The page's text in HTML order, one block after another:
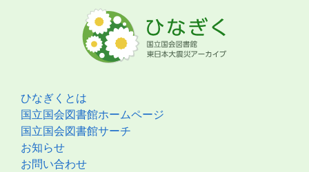
ひなぎくとは
国立国会図書館ホームページ
国立国会図書館サーチ
お知らせ
お問い合わせ